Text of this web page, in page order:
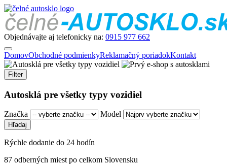
Objednávajte aj telefonicky na: 0915 977 662
DomovObchodné podmienkyReklamačný poriadokKontakt
Filter
Autosklá pre všetky typy vozidiel
Značka Model
Rýchle dodanie do 24 hodín
87 odberných miest po celkom Slovensku